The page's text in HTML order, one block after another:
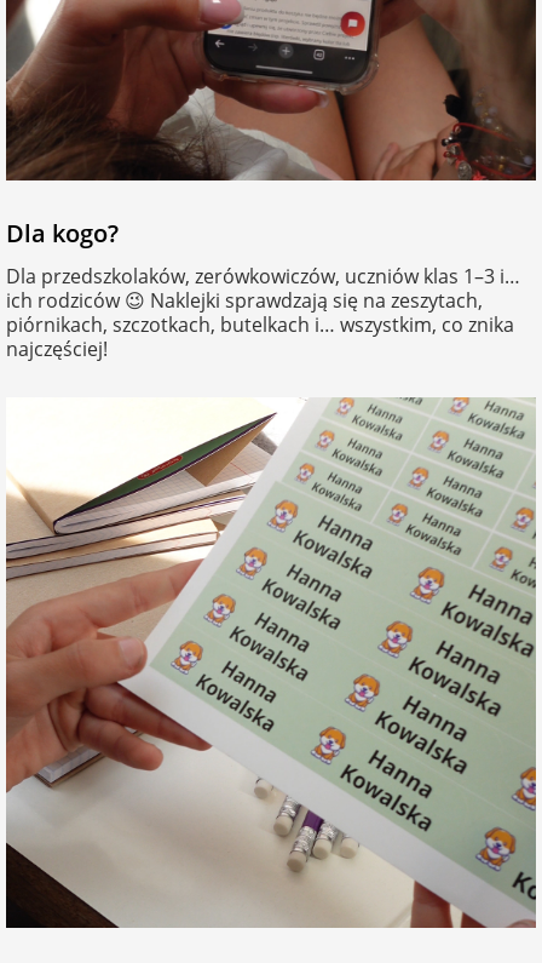
Dla kogo?
Dla przedszkolaków, zerówkowiczów, uczniów klas 1–3 i…
ich rodziców 😉 Naklejki sprawdzają się na zeszytach,
piórnikach, szczotkach, butelkach i… wszystkim, co znika
najczęściej!